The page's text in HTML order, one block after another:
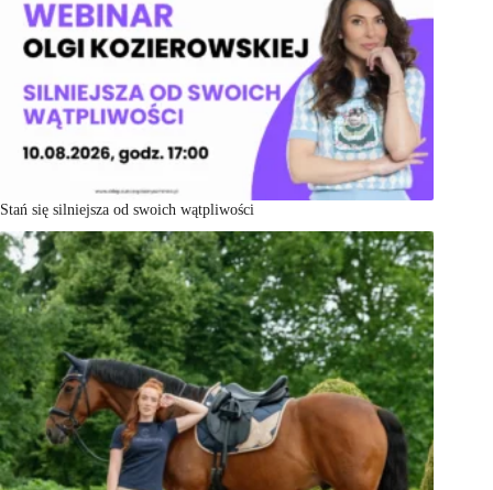
Stań się silniejsza od swoich wątpliwości